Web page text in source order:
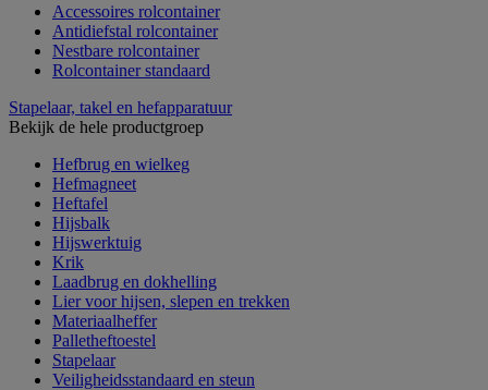
Accessoires rolcontainer
Antidiefstal rolcontainer
Nestbare rolcontainer
Rolcontainer standaard
Stapelaar, takel en hefapparatuur
Bekijk de hele productgroep
Hefbrug en wielkeg
Hefmagneet
Heftafel
Hijsbalk
Hijswerktuig
Krik
Laadbrug en dokhelling
Lier voor hijsen, slepen en trekken
Materiaalheffer
Palletheftoestel
Stapelaar
Veiligheidsstandaard en steun